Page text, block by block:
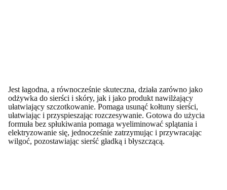
Jest łagodna, a równocześnie skuteczna, działa zarówno jako
odżywka do sierści i skóry, jak i jako produkt nawilżający
ułatwiający szczotkowanie. Pomaga usunąć kołtuny sierści,
ułatwiając i przyspieszając rozczesywanie. Gotowa do użycia
formuła bez spłukiwania pomaga wyeliminować splątania i
elektryzowanie się, jednocześnie zatrzymując i przywracając
wilgoć, pozostawiając sierść gładką i błyszczącą.